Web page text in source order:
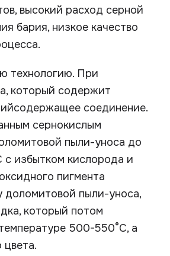
высокий расход серной
бария, низкое качество
технологию. При
который содержит
соединение.
сернокислым
пыли-уноса до
с избытком кислорода и
пигмента
доломитовой пыли-уноса,
который потом
500-550°С, а
цвета.